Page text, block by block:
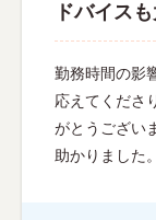
ドバイス
勤務時間の影
応えてくださ
がとうござい
助かりました。